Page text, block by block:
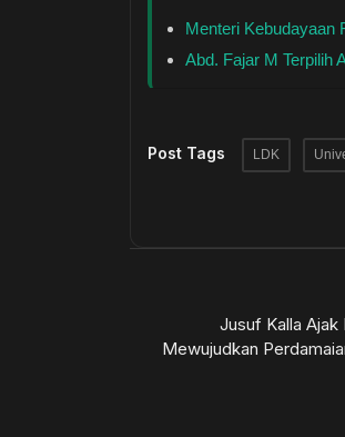
Menteri Kebudayaan
Abd. Fajar M Terpilih
Post Tags LDK
Jusuf Kalla Ajak
Mewujudkan